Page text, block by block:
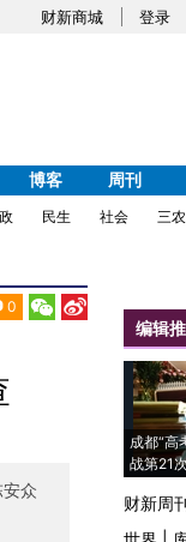
财新商城 登录
博客 周刊
民生 社会 三农
0
众
编辑
成都“高
战第21
财新周